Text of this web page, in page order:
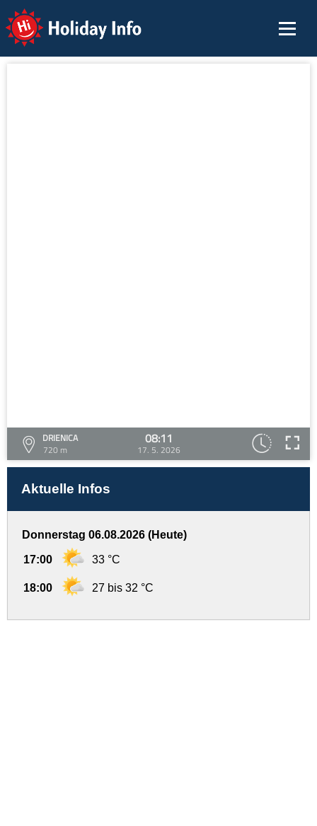
Holiday Info
DRIENICA
720 m
08:11
17. 5. 2026
Aktuelle Infos
Donnerstag 06.08.2026 (Heute)
17:00 33 °C
18:00 27 bis 32 °C